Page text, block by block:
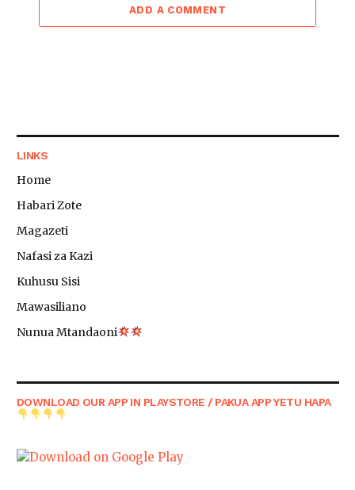
ADD A COMMENT
LINKS
Home
Habari Zote
Magazeti
Nafasi za Kazi
Kuhusu Sisi
Mawasiliano
Nunua Mtandaoni
DOWNLOAD OUR APP IN PLAYSTORE / PAKUA APP YETU HAPA